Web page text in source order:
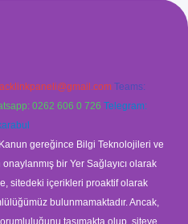
Teams:
0262 606 0 726 Telegram:
gereğince Bilgi Teknolojileri ve
bir Yer Sağlayıcı olarak
sitedeki içerikleri proaktif olarak
bulunmamaktadır. Ancak,
taşımakta olup, siteye